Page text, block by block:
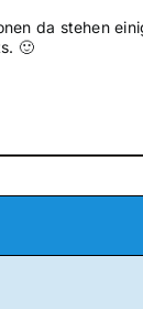
da stehen
🙂